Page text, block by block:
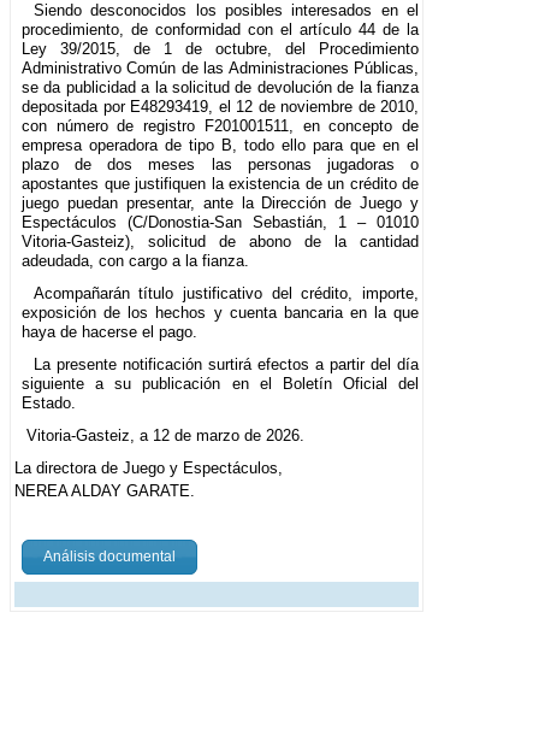
Siendo desconocidos los posibles interesados en el
procedimiento, de conformidad con el artículo 44 de la
Ley 39/2015, de 1 de octubre, del Procedimiento
Administrativo Común de las Administraciones Públicas,
se da publicidad a la solicitud de devolución de la fianza
depositada por E48293419, el 12 de noviembre de 2010,
con número de registro F201001511, en concepto de
empresa operadora de tipo B, todo ello para que en el
plazo de dos meses las personas jugadoras o
apostantes que justifiquen la existencia de un crédito de
juego puedan presentar, ante la Dirección de Juego y
Espectáculos (C/Donostia-San Sebastián, 1 – 01010
Vitoria-Gasteiz), solicitud de abono de la cantidad
adeudada, con cargo a la fianza.
Acompañarán título justificativo del crédito, importe,
exposición de los hechos y cuenta bancaria en la que
haya de hacerse el pago.
La presente notificación surtirá efectos a partir del día
siguiente a su publicación en el Boletín Oficial del
Estado.
Vitoria-Gasteiz, a 12 de marzo de 2026.
La directora de Juego y Espectáculos,
NEREA ALDAY GARATE.
Análisis documental